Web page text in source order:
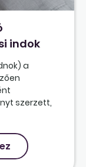
indok
a
szerzett,